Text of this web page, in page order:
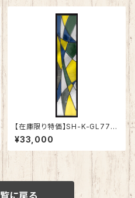
【在庫限り特価】SH-K-GL77B
K
¥33,000